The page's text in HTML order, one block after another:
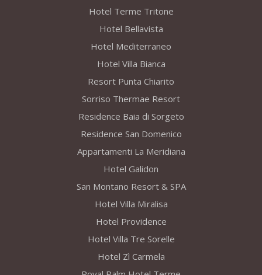
Hotel Terme Tritone
Hotel Bellavista
Hotel Mediterraneo
Hotel Villa Bianca
Resort Punta Chiarito
Sorriso Thermae Resort
Residence Baia di Sorgeto
Residence San Domenico
Appartamenti La Meridiana
Hotel Galidon
San Montano Resort & SPA
Hotel Villa Miralisa
Hotel Providence
Hotel Villa Tre Sorelle
Hotel Zì Carmela